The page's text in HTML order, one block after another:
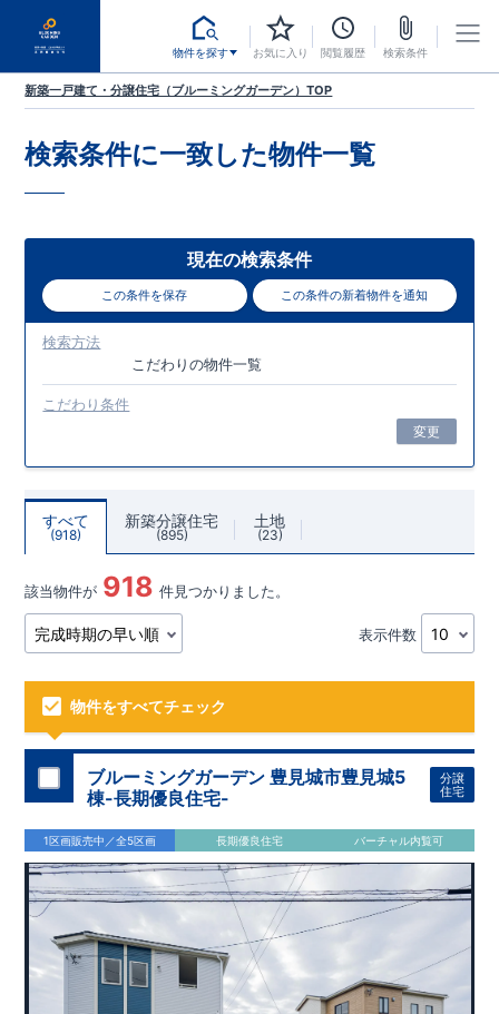
物件を探す お気に入り 閲覧履歴 検索条件
新築一戸建て・分譲住宅（ブルーミングガーデン）TOP
検索条件に一致した物件一覧
現在の検索条件
この条件を保存 この条件の新着物件を通知
検索方法
こだわりの物件一覧
こだわり条件
変更
すべて
918
新築分譲住宅
895
土地
23
該当物件が 918 件見つかりました。
表示件数
物件をすべてチェック
ブルーミングガーデン 豊見城市豊見城5
棟-長期優良住宅-
分譲
住宅
1区画販売中／全5区画 長期優良住宅 バーチャル内覧可